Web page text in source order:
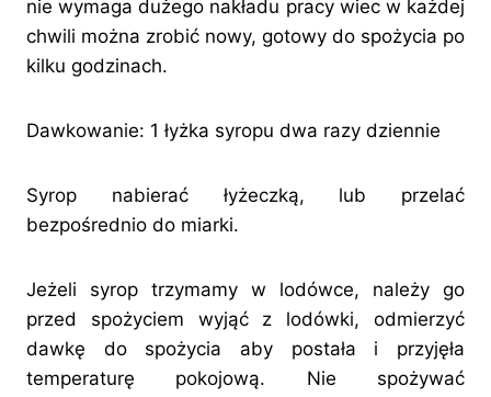
nie wymaga dużego nakładu pracy wiec w każdej
chwili można zrobić nowy, gotowy do spożycia po
kilku godzinach.
Dawkowanie: 1 łyżka syropu dwa razy dziennie
Syrop nabierać łyżeczką, lub przelać
bezpośrednio do miarki.
Jeżeli syrop trzymamy w lodówce, należy go
przed spożyciem wyjąć z lodówki, odmierzyć
dawkę do spożycia aby postała i przyjęła
temperaturę pokojową. Nie spożywać